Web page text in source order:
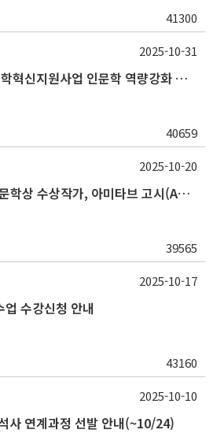
41300
(~11/6) 2025학년도 대학혁신지원사업 인문학 역량강화 동계 인턴십 참가자 선발 안내
40659
2025-10-31
(10/27) 제14회 박경리문학상 수상작가, 아미타브 고시(Amitav Ghosh) 강연 안내
39565
2025-10-20
수강신청 안내
43160
2025-10-17
사 연계과정 선발 안내(~10/24)
2025-10-10